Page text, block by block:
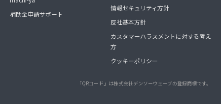
補助金申請サポート
情報セキュリティ方針
反社基本方針
カスタマーハラスメントに対する考え
方
クッキーポリシー
「QRコード」は株式会社デンソーウェーブの登録商標です。